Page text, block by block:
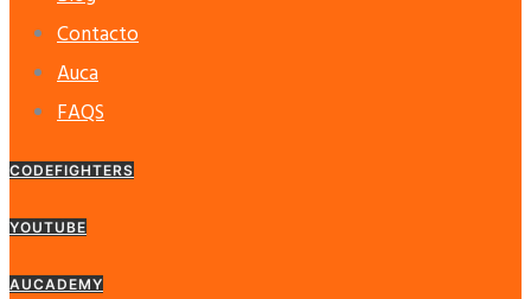
Contacto
Auca
FAQS
CODEFIGHTERS
YOUTUBE
AUCADEMY